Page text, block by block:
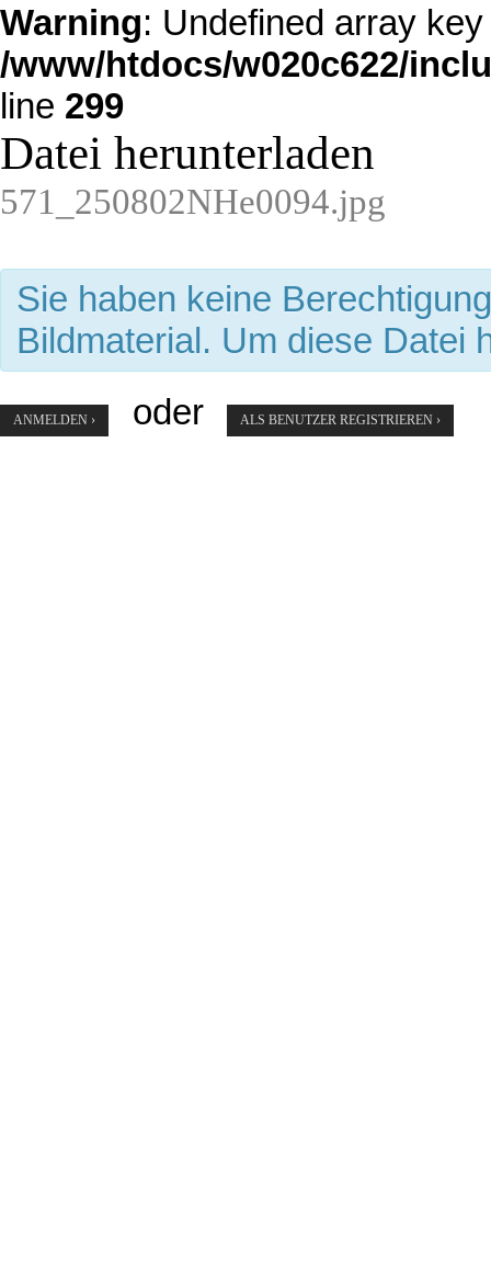
Warning: Undefined array
/www/htdocs/w020c622/
line 299
Datei herunterladen
571_250802NHe0094.jpg
Sie haben keine
Bildmaterial. Um diese Datei
ANMELDEN › oder ALS BENUTZER REGISTRIEREN ›